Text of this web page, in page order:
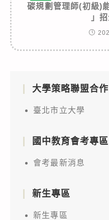
碳規劃管理師(初級)
」
大學策略聯盟合作
臺北市立大學
國中教育會考專區
會考最新消息
新生專區
新生專區